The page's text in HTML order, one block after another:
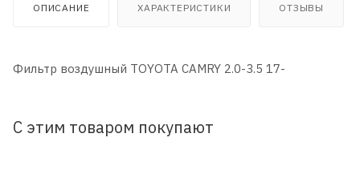
ОПИСАНИЕ ХАРАКТЕРИСТИКИ ОТЗЫВЫ
Фильтр воздушный TOYOTA CAMRY 2.0-3.5 17-
С этим товаром покупают